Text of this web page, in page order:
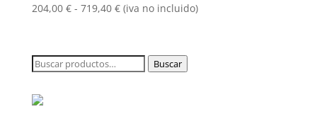
204,00 € - 719,40 €Rango
desde
204,00 €
(iva no incluido)
Buscar
Buscar